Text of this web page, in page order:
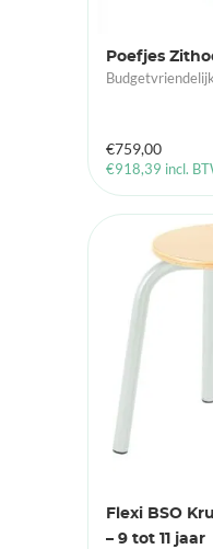
Poefjes
€759,00
€918,39 incl.
Flexi BSO
– 9 tot 11 jaar